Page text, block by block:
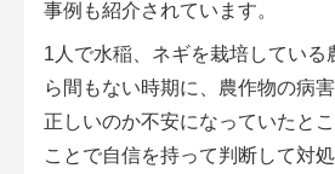
事例も紹介されています。
1人で水稲、ネギを栽培している
ら間もない時期に、農作物の病
正しいのか不安になっていたと
ことで自信を持って判断して対